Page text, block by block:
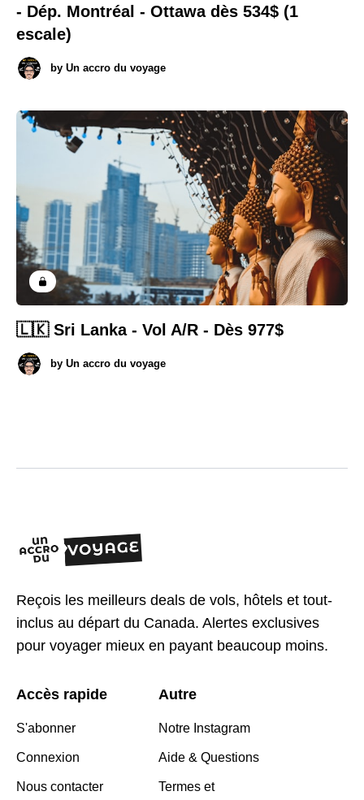
- Dép. Montréal - Ottawa dès 534$ (1
escale)
by Un accro du voyage
🇱🇰 Sri Lanka - Vol A/R - Dès 977$
by Un accro du voyage
Reçois les meilleurs deals de vols, hôtels et tout-
inclus au départ du Canada. Alertes exclusives
pour voyager mieux en payant beaucoup moins.
Accès rapide
S'abonner
Connexion
Nous contacter
Autre
Notre Instagram
Aide & Questions
Termes et